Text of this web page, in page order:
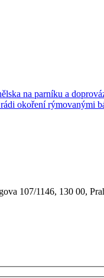
na parníku a
okoření
107/1146, 130 00,